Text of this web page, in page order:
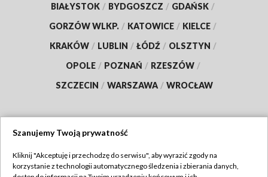
BIAŁYSTOK / BYDGOSZCZ / GDAŃSK /
GORZÓW WLKP. / KATOWICE / KIELCE /
KRAKÓW / LUBLIN / ŁÓDŹ / OLSZTYN /
OPOLE / POZNAŃ / RZESZÓW /
SZCZECIN / WARSZAWA / WROCŁAW
TVP
Szanujemy Twoją prywatność
Kliknij "Akceptuję i przechodzę do serwisu", aby wyrazić zgody na
korzystanie z technologii automatycznego śledzenia i zbierania danych,